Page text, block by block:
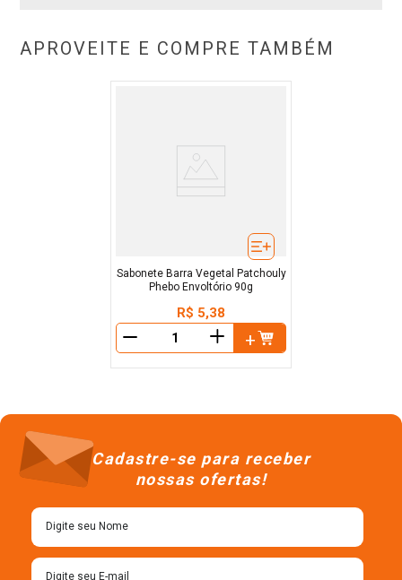
APROVEITE E COMPRE TAMBÉM
Sabonete Barra Vegetal Patchouly
Phebo Envoltório 90g
R$ 5,38
＋
Cadastre-se para receber
nossas ofertas!